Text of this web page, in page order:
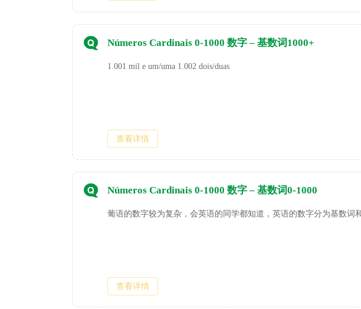
Números Cardinais 0-1000 数字 – 基数词1000+
1.001 mil e um/uma 1.002 dois/duas
查看详情
Números Cardinais 0-1000 数字 – 基数词0-1000
葡语的数字较为复杂，会英语的同学都知道，英语的数字分为基数词
查看详情